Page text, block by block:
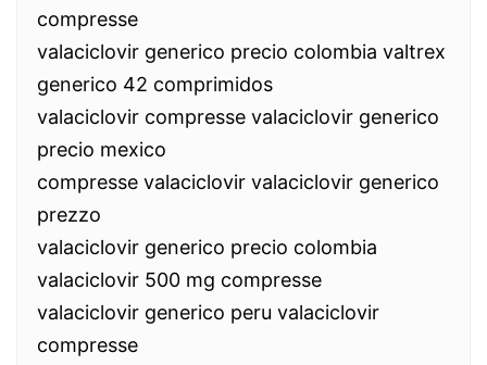
compresse
valaciclovir generico precio colombia valtrex
generico 42 comprimidos
valaciclovir compresse valaciclovir generico
precio mexico
compresse valaciclovir valaciclovir generico
prezzo
valaciclovir generico precio colombia
valaciclovir 500 mg compresse
valaciclovir generico peru valaciclovir
compresse